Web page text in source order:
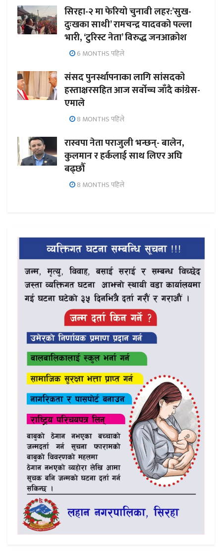
सिरहा-२ मा फेरियो चुनावी लहर:’सुख-
दुःखका साथी’ रामचन्द्र यादवको पल्ला
भारी, ‘टुरिस्ट नेता’ विरुद्ध जनआक्रोश
6 MONTHS पहिले
संसद पुनर्स्थापनाका लागि सांसदको
हस्ताक्षरसहित आज सर्वोच्च जाँदै कांग्रेस-
एमाले
8 MONTHS पहिले
रास्वपा नेता पराजुली भन्छन्- बालेन,
कुलमान र हर्कलाई साथ लिएर अघि
बढ्छौँ
8 MONTHS पहिले